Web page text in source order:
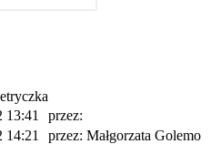
13:41
przez:
14:21
przez: Małgorzata Golemo